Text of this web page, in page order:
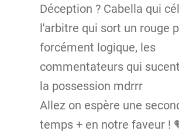
Déception ? Cabella qui
l'arbitre qui sort un rouge
forcément logique, les
commentateurs qui
la possession mdrrr
Allez on espère une
temps + en notre faveur !